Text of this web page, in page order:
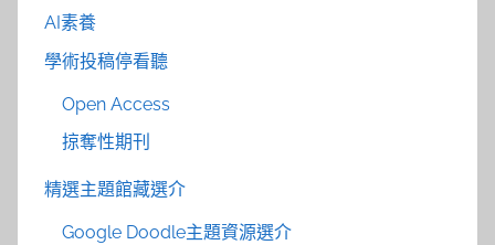
AI素養
學術投稿停看聽
Open Access
掠奪性期刊
精選主題館藏選介
Google Doodle主題資源選介